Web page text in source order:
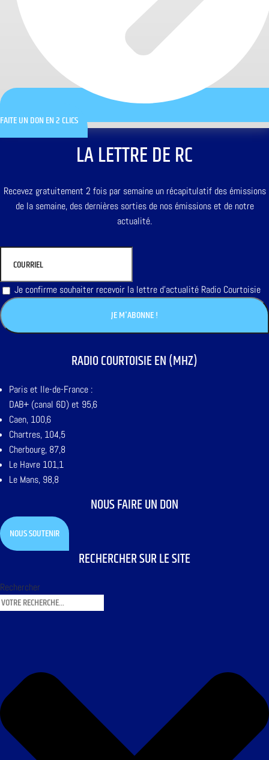
FAITE UN DON EN 2 CLICS
LA LETTRE DE RC
Recevez gratuitement 2 fois par semaine un récapitulatif des émissions
de la semaine, des dernières sorties de nos émissions et de notre
actualité.
Je confirme souhaiter recevoir la lettre d'actualité Radio Courtoisie
RADIO COURTOISIE EN (MHZ)
Paris et Ile-de-France :
DAB+ (canal 6D) et 95,6
Caen, 100,6
Chartres, 104,5
Cherbourg, 87,8
Le Havre 101,1
Le Mans, 98,8
NOUS FAIRE UN DON
NOUS SOUTENIR
RECHERCHER SUR LE SITE
Rechercher